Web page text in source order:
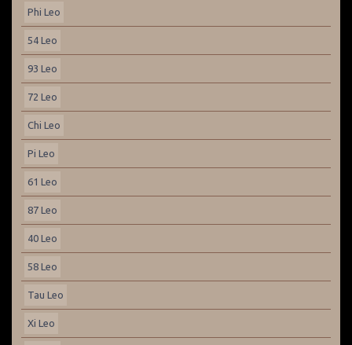
Phi Leo
54 Leo
93 Leo
72 Leo
Chi Leo
Pi Leo
61 Leo
87 Leo
40 Leo
58 Leo
Tau Leo
Xi Leo